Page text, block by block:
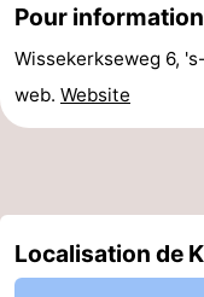
bos
Middelburg
Zeeuws-
Sluis
-
Pour information
Wissekerkseweg 6,
web. Website
Localisation de